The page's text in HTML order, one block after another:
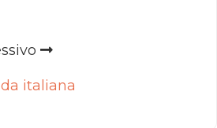
italiana